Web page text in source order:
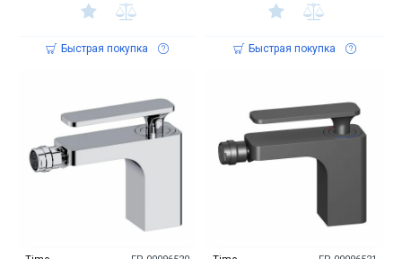
Быстрая покупка Быстрая покупка